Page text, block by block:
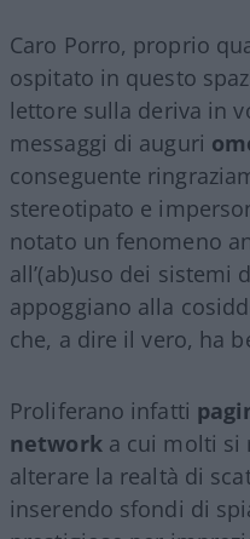
Caro Porro, proprio
ospitato in questo
lettore sulla deriva in
messaggi di auguri
conseguente
stereotipato e
notato un fenomeno
all’(ab)uso dei sistemi
appoggiano alla
che, a dire il vero, ha
Proliferano infatti
networka cui molti si
alterare la realtà di
inserendo sfondi di